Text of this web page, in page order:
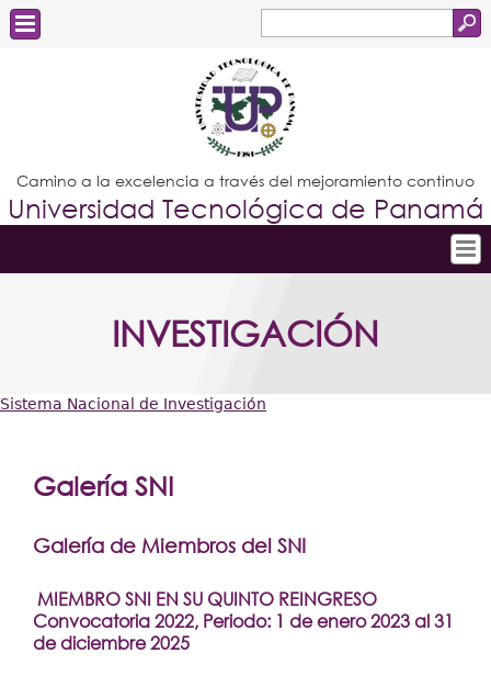
de
búsqueda
Estudiantes
Docentes
Administrativos
Graduados
Camino a la excelencia a través del mejoramiento continuo
Universidad Tecnológica de Panamá
Conoce la UTP
Investigación
Facultades
Servicios
INVESTIGACIÓN
está
Sistema Nacional de Investigación
Galería SNI
Galería de Miembros del SNI
MIEMBRO SNI EN SU QUINTO REINGRESO
Convocatoria 2022, Periodo: 1 de enero 2023 al 31
de diciembre 2025